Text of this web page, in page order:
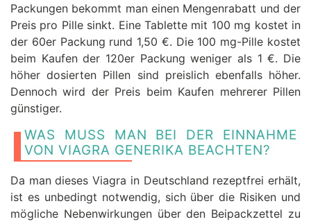
Packungen bekommt man einen Mengenrabatt und der
Preis pro Pille sinkt. Eine Tablette mit 100 mg kostet in
der 60er Packung rund 1,50 €. Die 100 mg-Pille kostet
beim Kaufen der 120er Packung weniger als 1 €. Die
höher dosierten Pillen sind preislich ebenfalls höher.
Dennoch wird der Preis beim Kaufen mehrerer Pillen
günstiger.
WAS MUSS MAN BEI DER EINNAHME
VON VIAGRA GENERIKA BEACHTEN?
Da man dieses Viagra in Deutschland rezeptfrei erhält,
ist es unbedingt notwendig, sich über die Risiken und
mögliche Nebenwirkungen über den Beipackzettel zu